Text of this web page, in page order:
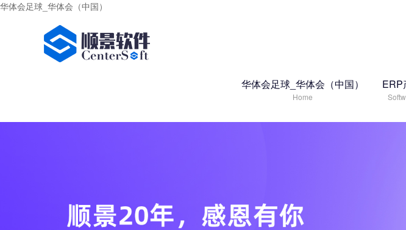
华体会足球_华体会（中国）
华体会足球_华体会（中国）
Home
ERP